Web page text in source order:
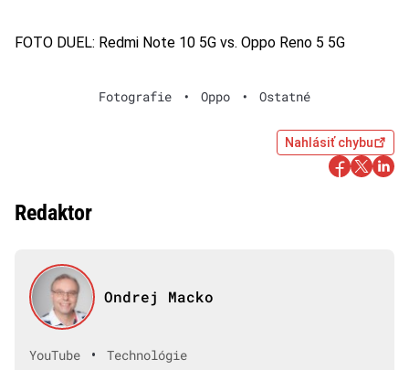
FOTO DUEL: Redmi Note 10 5G vs. Oppo Reno 5 5G
Fotografie • Oppo • Ostatné
Nahlásiť chybu
Redaktor
Ondrej Macko
YouTube •
Technológie